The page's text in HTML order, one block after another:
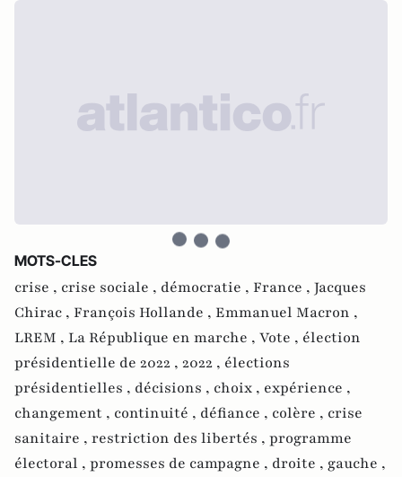
MOTS-CLES
crise , crise sociale , démocratie , France , Jacques
Chirac , François Hollande , Emmanuel Macron ,
LREM , La République en marche , Vote , élection
présidentielle de 2022 , 2022 , élections
présidentielles , décisions , choix , expérience ,
changement , continuité , défiance , colère , crise
sanitaire , restriction des libertés , programme
électoral , promesses de campagne , droite , gauche ,